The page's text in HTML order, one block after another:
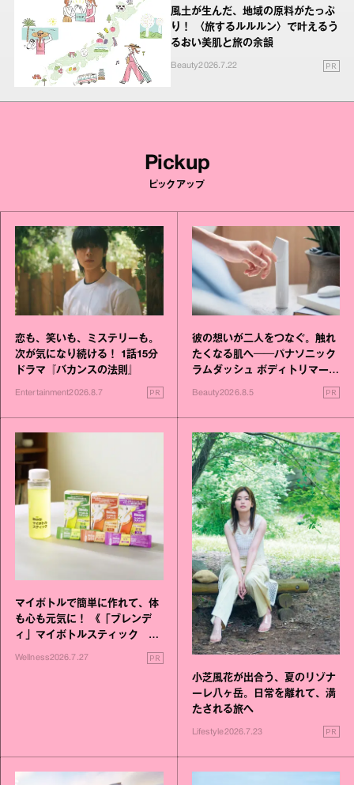
風土が生んだ、地域の原料がたっぷ
り！ 〈旅するルルルン〉で叶えるう
るおい美肌と旅の余韻
Beauty2026.7.22 PR
Pickup
ピックアップ
恋も、笑いも、ミステリーも。
次が気になり続ける！ 1話15分
ドラマ『バカンスの法則』
Entertainment2026.8.7 PR
彼の想いが二人をつなぐ。触れ
たくなる肌へ──パナソニック
ラムダッシュ ボディトリマーが
Beauty2026.8.5 PR
マイボトルで簡単に作れて、体
も心も元気に！ 《「ブレンデ
ィ」マイボトルスティック い
いこと毎日》シリーズが誕生
Wellness2026.7.27 PR
小芝風花が出合う、夏のリゾナ
ーレ八ヶ岳。日常を離れて、満
たされる旅へ
Lifestyle2026.7.23 PR